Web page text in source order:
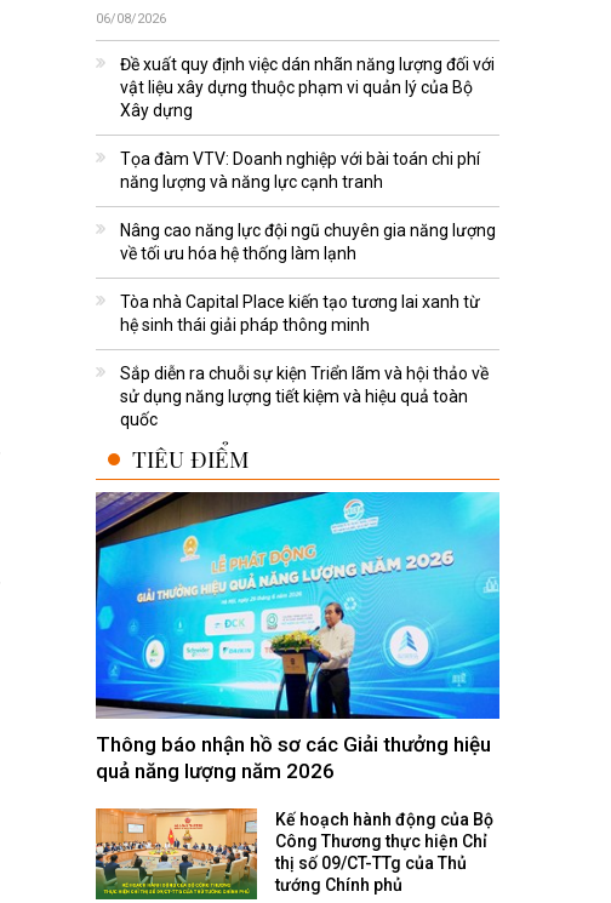
06/08/2026
Đề xuất quy định việc dán nhãn năng lượng đối với
vật liệu xây dựng thuộc phạm vi quản lý của Bộ
Xây dựng
Tọa đàm VTV: Doanh nghiệp với bài toán chi phí
năng lượng và năng lực cạnh tranh
Nâng cao năng lực đội ngũ chuyên gia năng lượng
về tối ưu hóa hệ thống làm lạnh
Tòa nhà Capital Place kiến tạo tương lai xanh từ
hệ sinh thái giải pháp thông minh
Sắp diễn ra chuỗi sự kiện Triển lãm và hội thảo về
sử dụng năng lượng tiết kiệm và hiệu quả toàn
quốc
TIÊU ĐIỂM
Thông báo nhận hồ sơ các Giải thưởng hiệu
quả năng lượng năm 2026
Kế hoạch hành động của Bộ
Công Thương thực hiện Chỉ
thị số 09/CT-TTg của Thủ
tướng Chính phủ